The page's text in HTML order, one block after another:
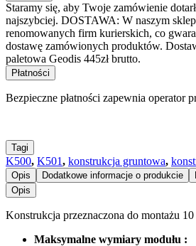
Staramy się, aby Twoje zamówienie
najszybciej. DOSTAWA: W naszym
renomowanych firm kurierskich, co
dostawę zamówionych produktów.
paletowa Geodis 445zł brutto.
Płatności
Bezpieczne płatności zapewnia operator
Tagi
K500, K501, konstrukcja gruntowa,
Opis Dodatkowe informacje o produkcie
Opis
Konstrukcja przeznaczona do montażu
Maksymalne wymiary modułu :